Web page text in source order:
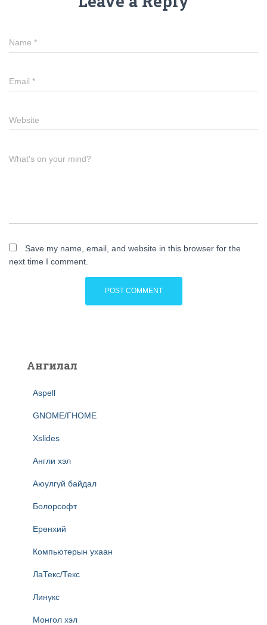
Name *
Email *
Website
What's on your mind?
Save my name, email, and website in this browser for the
next time I comment.
Ангилал
Aspell
GNOME/ГНОМЕ
Xslides
Англи хэл
Аюулгүй байдал
Болорсофт
Ерөнхий
Компьютерын ухаан
ЛаТекс/Текс
Линүкс
Монгол хэл